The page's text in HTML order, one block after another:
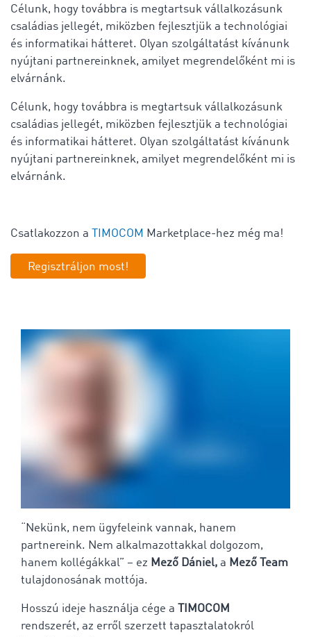
Célunk, hogy továbbra is megtartsuk vállalkozásunk
családias jellegét, miközben fejlesztjük a technológiai
és informatikai hátteret. Olyan szolgáltatást kívánunk
nyújtani partnereinknek, amilyet megrendelőként mi is
elvárnánk.
Célunk, hogy továbbra is megtartsuk vállalkozásunk
családias jellegét, miközben fejlesztjük a technológiai
és informatikai hátteret. Olyan szolgáltatást kívánunk
nyújtani partnereinknek, amilyet megrendelőként mi is
elvárnánk.
Csatlakozzon a TIMOCOM Marketplace-hez még ma!
Regisztráljon most!
“Nekünk, nem ügyfeleink vannak, hanem
partnereink. Nem alkalmazottakkal dolgozom,
hanem kollégákkal” – ez Mező Dániel, a Mező Team
tulajdonosának mottója.
Hosszú ideje használja cége a
TIMOCOM
rendszerét, az erről szerzett tapasztalatokról